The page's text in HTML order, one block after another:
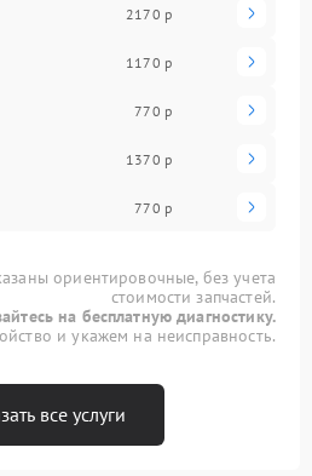
2170 р
1170 р
770 р
1370 р
770 р
ориентировочные, без учета
стоимости запчастей.
на бесплатную диагностику.
и укажем на неисправность.
все услуги